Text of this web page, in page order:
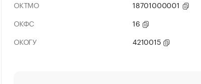
ОКТМО
18701000001
ОКФС
16
ОКОГУ
4210015